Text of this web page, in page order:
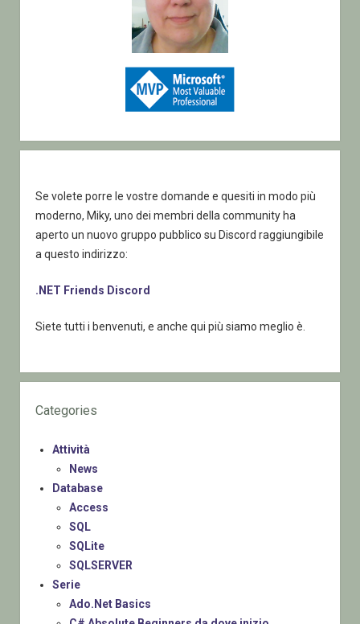
Se volete porre le vostre domande e quesiti in modo più
moderno, Miky, uno dei membri della community ha
aperto un nuovo gruppo pubblico su Discord raggiungibile
a questo indirizzo:
.NET Friends Discord
Siete tutti i benvenuti, e anche qui più siamo meglio è.
Categories
Attività
News
Database
Access
SQL
SQLite
SQLSERVER
Serie
Ado.Net Basics